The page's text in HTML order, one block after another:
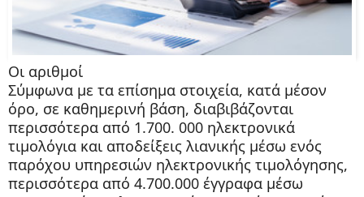
Οι αριθμοί
Σύμφωνα με τα επίσημα στοιχεία, κατά μέσον
όρο, σε καθημερινή βάση, διαβιβάζονται
περισσότερα από 1.700. 000 ηλεκτρονικά
τιμολόγια και αποδείξεις λιανικής μέσω ενός
παρόχου υπηρεσιών ηλεκτρονικής τιμολόγησης,
περισσότερα από 4.700.000 έγγραφα μέσω